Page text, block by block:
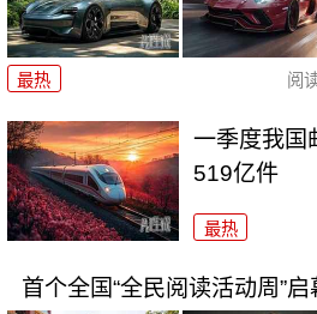
最热 阅
一季度我国
519亿件
最热
首个全国“全民阅读活动周”启